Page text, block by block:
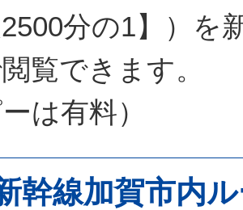
2500分の1】）を
覧できます。
は有料）
幹線加賀市内